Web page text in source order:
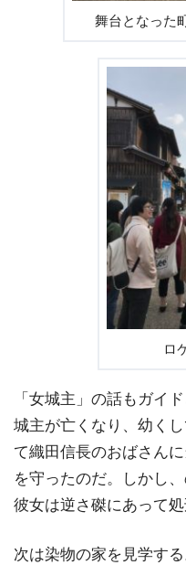
舞台となった
ロ
「女城主」の話もガイ
城主が亡くなり、幼く
て織田信長のおばさん
を守ったのだ。しかし
彼女は逆さ磔にあって処
次は染物の家を見学す